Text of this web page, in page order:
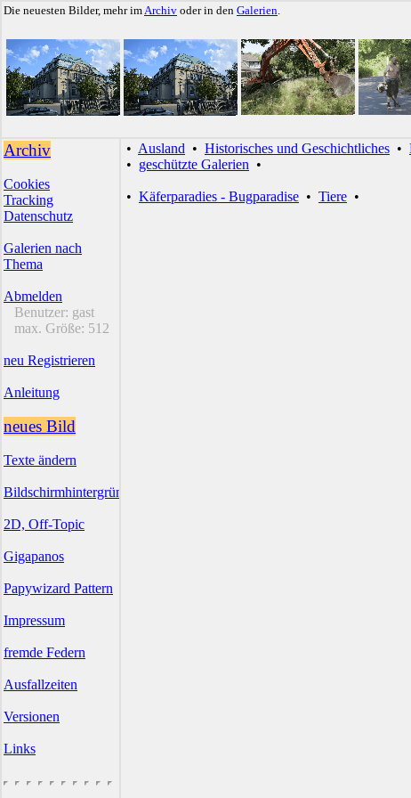
Die neuesten Bilder, mehr imArchiv oder in den Galerien.
Archiv
Cookies
Tracking
Datenschutz
Galerien nach
Thema
Abmelden
Benutzer: gast
max. Größe: 512
neu Registrieren
Anleitung
neues Bild
Texte ändern
Bildschirmhintergründe
2D, Off-Topic
Gigapanos
Papywizard Pattern
Impressum
fremde Federn
Ausfallzeiten
Versionen
Links
• Ausland • Historisches und Geschichtliches •
• geschützte Galerien •
• Käferparadies - Bugparadise • Tiere •